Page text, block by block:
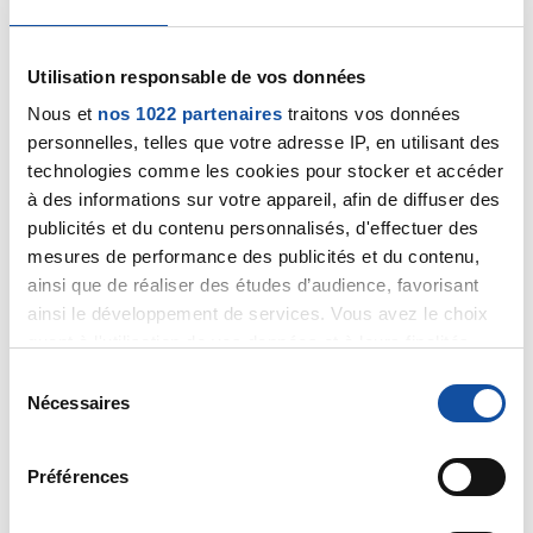
Utilisation responsable de vos données
Nous et nos 1022 partenaires traitons vos données
personnelles, telles que votre adresse IP, en utilisant des
technologies comme les cookies pour stocker et accéder
à des informations sur votre appareil, afin de diffuser des
publicités et du contenu personnalisés, d'effectuer des
mesures de performance des publicités et du contenu,
ainsi que de réaliser des études d’audience, favorisant
ainsi le développement de services. Vous avez le choix
tout moment en consultant la Déclaration relative aux
cookies ou en cliquant sur l'icône de confidentialité.
Si vous le permettez, nous aimerions également :
Nécessaires
Préférences
fou.
avril, la fiesta des K, à côté de Nantes, et vous êtes
cordialement invitée. Je peux héberger.
Ce sera un WE de fête, on il est prévu de beaucoup
rigoler.
Revenez nous raconter vos états d’âme, nous nous
ferons un plaisir d’y répondre.
À très bientôt
Isa
Citer